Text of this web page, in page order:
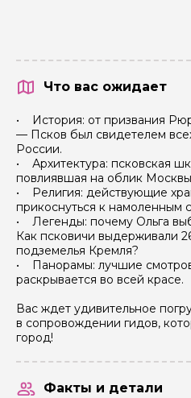
вт ср чт
1
2 500 ₽
2 3
2 500 ₽
15 16 17
Что вас ожидает
• История: от призвания
— Псков был свидетелем
России.
• Архитектура: псковская
повлиявшая на облик
• Религия: действующие
прикоснуться к намоленным
• Легенды: почему Ольга
Как псковичи выдерживали
подземелья Кремля?
• Панорамы: лучшие
раскрывается во всей красе.
Вас ждет удивительное
в сопровождении гидов,
город!
Факты и детали